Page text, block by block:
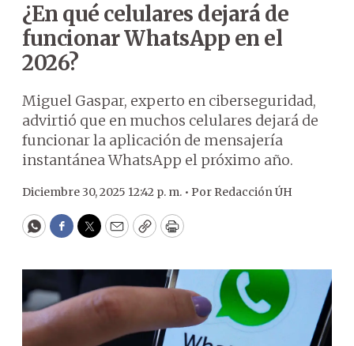
¿En qué celulares dejará de
funcionar WhatsApp en el
2026?
Miguel Gaspar, experto en ciberseguridad,
advirtió que en muchos celulares dejará de
funcionar la aplicación de mensajería
instantánea WhatsApp el próximo año.
Diciembre 30, 2025 12:42 p. m. • Por Redacción ÚH
WhatsApp
Facebook
Twitter
EmailCopyPrint